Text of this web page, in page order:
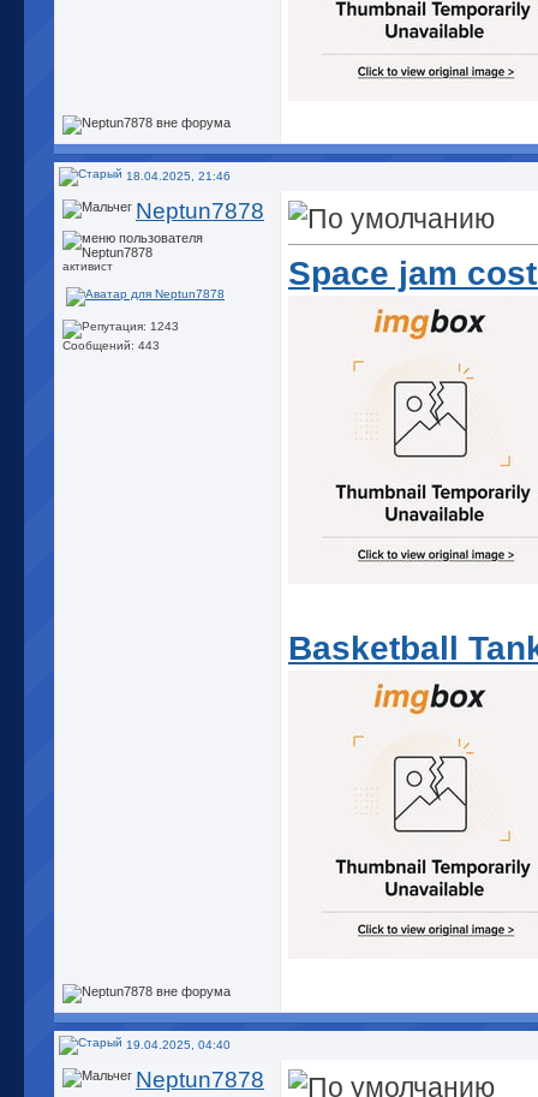
18.04.2025, 21:46
Neptun7878
активист
Сообщений: 443
Space jam
Basketball
19.04.2025, 04:40
Neptun7878